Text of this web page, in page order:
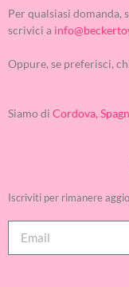
Per qualsiasi domanda,
scrivici a
Oppure, se preferisci,
Siamo di Cordova,
Iscriviti per rimanere